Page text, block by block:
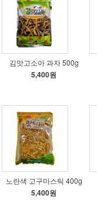
김맛고소아 과자 500g
5,400원
노란색 고구마스틱 400g
5,400원